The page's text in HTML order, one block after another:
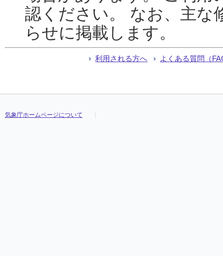
認ください。 なお、主な
らせに掲載します。
利用される方へ よくある質問（
気象庁ホームページについて